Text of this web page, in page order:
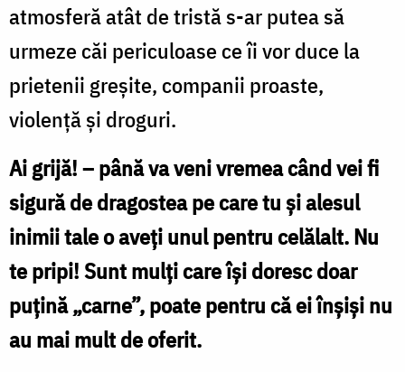
atmosferă atât de tristă s-ar putea să
urmeze căi periculoase ce îi vor duce la
prietenii greşite, companii proaste,
violenţă şi droguri.
Ai grijă! – până va veni vremea când vei fi
sigură de dragostea pe care tu şi alesul
inimii tale o aveţi unul pentru celălalt. Nu
te pripi! Sunt mulţi care îşi doresc doar
puţină „carne”, poate pentru că ei înşişi nu
au mai mult de oferit.